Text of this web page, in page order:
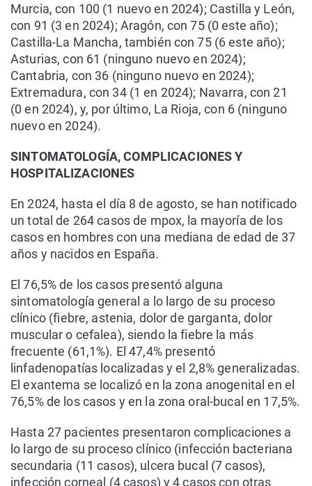
Murcia, con 100 (1 nuevo en 2024); Castilla y León,
con 91 (3 en 2024); Aragón, con 75 (0 este año);
Castilla-La Mancha, también con 75 (6 este año);
Asturias, con 61 (ninguno nuevo en 2024);
Cantabria, con 36 (ninguno nuevo en 2024);
Extremadura, con 34 (1 en 2024); Navarra, con 21
(0 en 2024), y, por último, La Rioja, con 6 (ninguno
nuevo en 2024).
SINTOMATOLOGÍA, COMPLICACIONES Y
HOSPITALIZACIONES
En 2024, hasta el día 8 de agosto, se han notificado
un total de 264 casos de mpox, la mayoría de los
casos en hombres con una mediana de edad de 37
años y nacidos en España.
El 76,5% de los casos presentó alguna
sintomatología general a lo largo de su proceso
clínico (fiebre, astenia, dolor de garganta, dolor
muscular o cefalea), siendo la fiebre la más
frecuente (61,1%). El 47,4% presentó
linfadenopatías localizadas y el 2,8% generalizadas.
El exantema se localizó en la zona anogenital en el
76,5% de los casos y en la zona oral-bucal en 17,5%.
Hasta 27 pacientes presentaron complicaciones a
lo largo de su proceso clínico (infección bacteriana
secundaria (11 casos), ulcera bucal (7 casos),
infección corneal (4 casos) y 4 casos con otras